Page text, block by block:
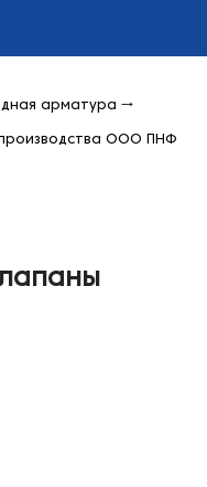
арматура →
ООО ПНФ